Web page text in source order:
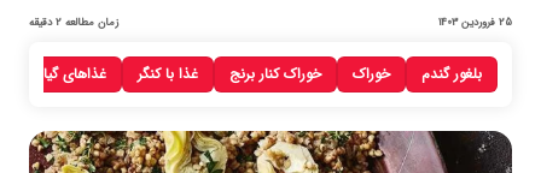
بلغور گندم خوراک خوراک کنار برنج غذا با کنگر غذاهای گیاهی
25 فروردین 1403 زمان مطالعه 2 دقیقه